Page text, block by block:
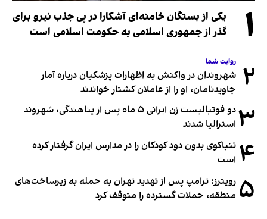
۱
یکی از بستگان خامنه‌ای آشکارا در پی جذب نیرو برای
گذر از جمهوری اسلامی به حکومت اسلامی است
۲ روایت شما
شهروندان در واکنش به اظهارات پزشکیان درباره آمار
جاویدنامان، او را از عاملان کشتار خواندند
۳
دو فوتبالیست زن ایرانی ۵ ماه پس از پناهندگی، شهروند
استرالیا شدند
۴ تنباکوی بدون دود کودکان را در مدارس ایران گرفتار کرده
است
۵ رویترز: ترامپ پس از تهدید تهران به حمله به زیرساخت‌های
منطقه، حملات گسترده را متوقف کرد